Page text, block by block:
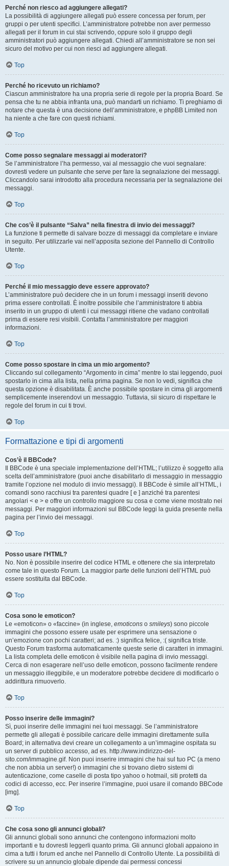
Perché non riesco ad aggiungere allegati?
La possibilità di aggiungere allegati può essere concessa per forum, per
gruppi o per utenti specifici. L’amministratore potrebbe non aver permesso
allegati per il forum in cui stai scrivendo, oppure solo il gruppo degli
amministratori può aggiungere allegati. Chiedi all’amministratore se non sei
sicuro del motivo per cui non riesci ad aggiungere allegati.
Top
Perché ho ricevuto un richiamo?
Ciascun amministratore ha una propria serie di regole per la propria Board. Se
pensa che tu ne abbia infranta una, può mandarti un richiamo. Ti preghiamo di
notare che questa è una decisione dell’amministratore, e phpBB Limited non
ha niente a che fare con questi richiami.
Top
Come posso segnalare messaggi ai moderatori?
Se l’amministratore l’ha permesso, vai al messaggio che vuoi segnalare:
dovresti vedere un pulsante che serve per fare la segnalazione dei messaggi.
Cliccandolo sarai introdotto alla procedura necessaria per la segnalazione dei
messaggi.
Top
Che cos’è il pulsante “Salva” nella finestra di invio dei messaggi?
La funzione ti permette di salvare bozze di messaggi da completare e inviare
in seguito. Per utilizzarle vai nell’apposita sezione del Pannello di Controllo
Utente.
Top
Perché il mio messaggio deve essere approvato?
L’amministratore può decidere che in un forum i messaggi inseriti devono
prima essere controllati. È inoltre possibile che l’amministratore ti abbia
inserito in un gruppo di utenti i cui messaggi ritiene che vadano controllati
prima di essere resi visibili. Contatta l’amministratore per maggiori
informazioni.
Top
Come posso spostare in cima un mio argomento?
Cliccando sul collegamento “Argomento in cima” mentre lo stai leggendo, puoi
spostarlo in cima alla lista, nella prima pagina. Se non lo vedi, significa che
questa opzione è disabilitata. È anche possibile spostare in cima gli argomenti
semplicemente inserendovi un messaggio. Tuttavia, sii sicuro di rispettare le
regole del forum in cui ti trovi.
Top
Formattazione e tipi di argomenti
Cos’è il BBCode?
Il BBCode è una speciale implementazione dell’HTML; l’utilizzo è soggetto alla
scelta dell’amministratore (puoi anche disabilitarlo di messaggio in messaggio
tramite l’opzione nel modulo di invio messaggi). Il BBCode è simile all’HTML, i
comandi sono racchiusi tra parentesi quadre [ e ] anziché tra parentesi
angolari < e > e offre un controllo maggiore su cosa e come viene mostrato nei
messaggi. Per maggiori informazioni sul BBCode leggi la guida presente nella
pagina per l’invio dei messaggi.
Top
Posso usare l’HTML?
No. Non è possibile inserire del codice HTML e ottenere che sia interpretato
come tale in questo Forum. La maggior parte delle funzioni dell’HTML può
essere sostituita dal BBCode.
Top
Cosa sono le emoticon?
Le «emoticon» o «faccine» (in inglese, emoticons o smileys) sono piccole
immagini che possono essere usate per esprimere una sensazione o
un’emozione con pochi caratteri; ad es. :) significa felice, :( significa triste.
Questo Forum trasforma automaticamente queste serie di caratteri in immagini.
La lista completa delle emoticon è visibile nella pagina di invio messaggi.
Cerca di non esagerare nell’uso delle emoticon, possono facilmente rendere
un messaggio illeggibile, e un moderatore potrebbe decidere di modificarlo o
addirittura rimuoverlo.
Top
Posso inserire delle immagini?
Sì, puoi inserire delle immagini nei tuoi messaggi. Se l’amministratore
permette gli allegati è possibile caricare delle immagini direttamente sulla
Board; in alternativa devi creare un collegamento a un’immagine ospitata su
un server di pubblico accesso, ad es. http://www.indirizzo-del-
sito.com/immagine.gif. Non puoi inserire immagini che hai sul tuo PC (a meno
che non abbia un server!) o immagini che si trovano dietro sistemi di
autenticazione, come caselle di posta tipo yahoo o hotmail, siti protetti da
codici di accesso, ecc. Per inserire l’immagine, puoi usare il comando BBCode
[img].
Top
Che cosa sono gli annunci globali?
Gli annunci globali sono annunci che contengono informazioni molto
importanti e tu dovresti leggerli quanto prima. Gli annunci globali appaiono in
cima a tutti i forum ed anche nel Pannello di Controllo Utente. La possibilità di
scrivere su un annuncio globale dipende dai permessi concessi